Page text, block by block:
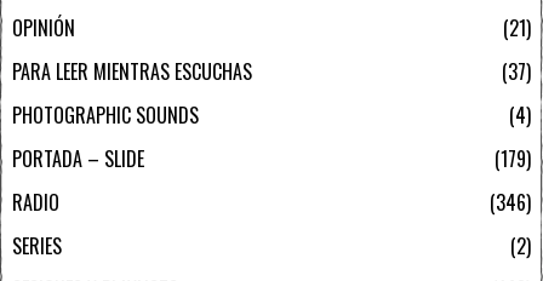
OPINIÓN
21
PARA LEER MIENTRAS ESCUCHAS
37
PHOTOGRAPHIC SOUNDS
4
PORTADA – SLIDE
179
RADIO
346
SERIES
2